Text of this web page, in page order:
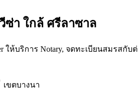
ซ่า ใกล้ ศรีลาซาล
ให้บริการ Notary, จดทะเบียนสมรส
เขตบางนา